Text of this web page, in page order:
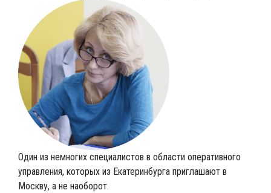
Один из немногих специалистов в области оперативного
управления, которых из Екатеринбурга приглашают в
Москву, а не наоборот.